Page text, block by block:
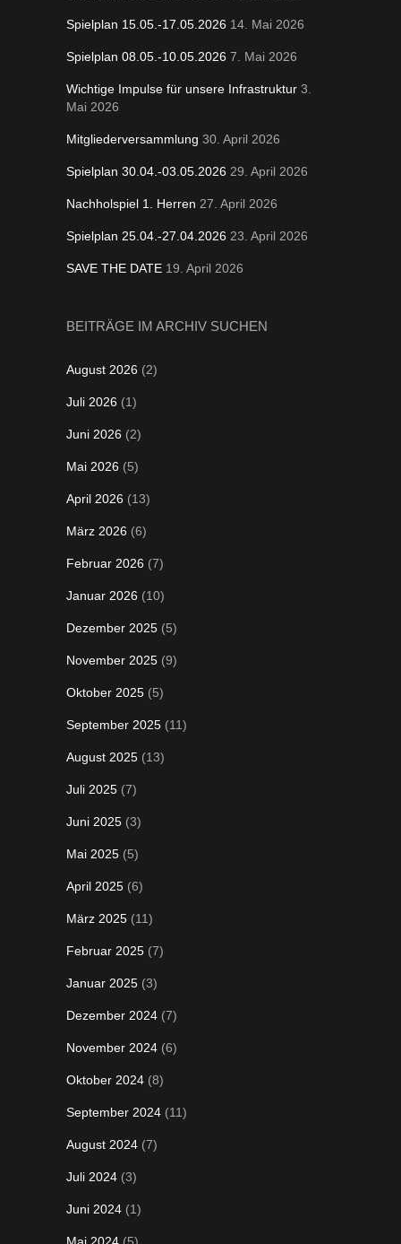
Spielplan 15.05.-17.05.2026 14. Mai 2026
Spielplan 08.05.-10.05.2026 7. Mai 2026
Wichtige Impulse für unsere Infrastruktur 3.
Mai 2026
Mitgliederversammlung 30. April 2026
Spielplan 30.04.-03.05.2026 29. April 2026
Nachholspiel 1. Herren 27. April 2026
Spielplan 25.04.-27.04.2026 23. April 2026
SAVE THE DATE 19. April 2026
BEITRÄGE IM ARCHIV SUCHEN
August 2026 (2)
Juli 2026 (1)
Juni 2026 (2)
Mai 2026 (5)
April 2026 (13)
März 2026 (6)
Februar 2026 (7)
Januar 2026 (10)
Dezember 2025 (5)
November 2025 (9)
Oktober 2025 (5)
September 2025 (11)
August 2025 (13)
Juli 2025 (7)
Juni 2025 (3)
Mai 2025 (5)
April 2025 (6)
März 2025 (11)
Februar 2025 (7)
Januar 2025 (3)
Dezember 2024 (7)
November 2024 (6)
Oktober 2024 (8)
September 2024 (11)
August 2024 (7)
Juli 2024 (3)
Juni 2024 (1)